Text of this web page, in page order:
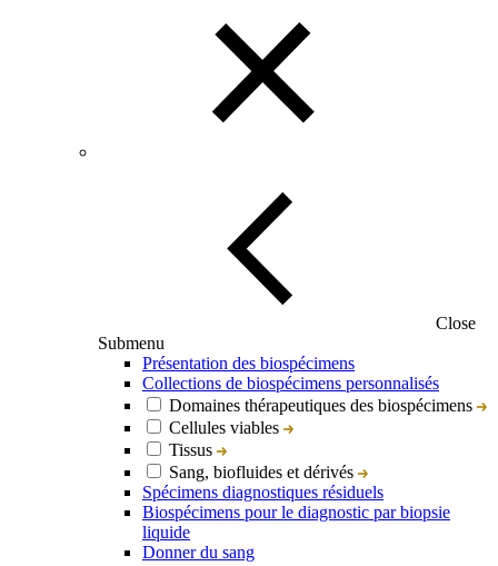
Close
Submenu
Présentation des biospécimens
Collections de biospécimens personnalisés
Domaines thérapeutiques des biospécimens
Cellules viables
Tissus
Sang, biofluides et dérivés
Spécimens diagnostiques résiduels
Biospécimens pour le diagnostic par biopsie
liquide
Donner du sang